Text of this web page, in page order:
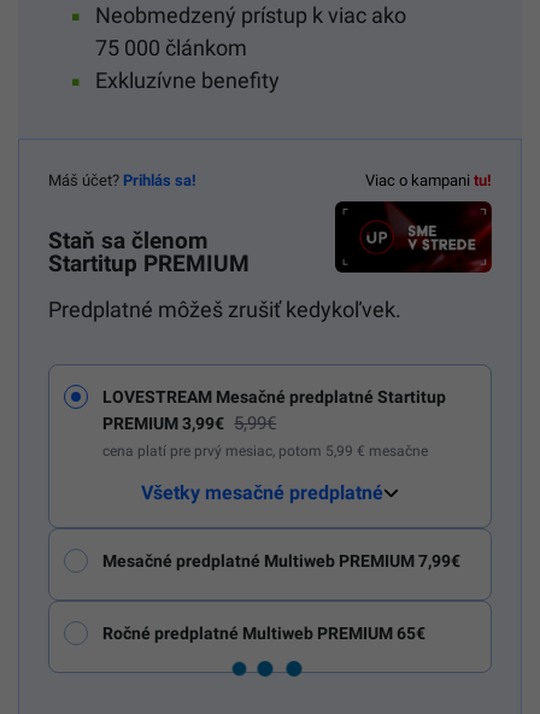
Neobmedzený prístup k viac ako
75 000 článkom
Exkluzívne benefity
Viac o kampani tu!
Máš účet? Prihlás sa!
Staň sa členom
Startitup PREMIUM
Predplatné môžeš zrušiť kedykoľvek.
LOVESTREAM Mesačné predplatné Startitup
PREMIUM 3,99€ 5,99€
cena platí pre prvý mesiac, potom 5,99 € mesačne
Všetky mesačné predplatné
Mesačné predplatné Multiweb PREMIUM 7,99€
Ročné predplatné Multiweb PREMIUM 65€